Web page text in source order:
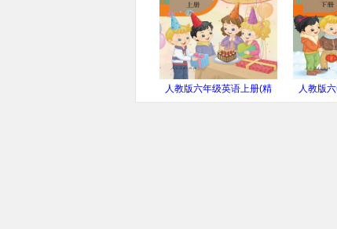
人教版六年级英语上册(精
人教版